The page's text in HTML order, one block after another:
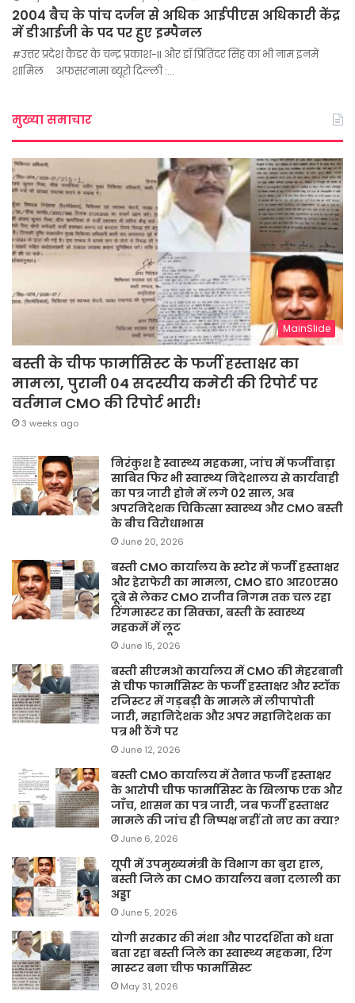
2004 बैच के पांच दर्जन से अधिक आईपीएस अधिकारी केंद्र
में डीआईजी के पद पर हुए इम्पैनल
#उत्तर प्रदेश कैडर के चन्द्र प्रकाश-II और डॉ प्रितिंदर सिंह का भी नाम इनमें
शामिल अफसरनामा ब्यूरो दिल्ली :…
मुख्या समाचार
MainSlide
बस्ती के चीफ फार्मासिस्ट के फर्जी हस्ताक्षर का
मामला, पुरानी 04 सदस्यीय कमेटी की रिपोर्ट पर
वर्तमान CMO की रिपोर्ट भारी!
3 weeks ago
निरंकुश है स्वास्थ्य महकमा, जांच में फर्जीवाड़ा
साबित फिर भी स्वास्थ्य निदेशालय से कार्यवाही
का पत्र जारी होने में लगे 02 साल, अब
अपरनिदेशक चिकित्सा स्वास्थ्य और CMO बस्ती
के बीच विरोधाभास
June 20, 2026
बस्ती CMO कार्यालय के स्टोर में फर्जी हस्ताक्षर
और हेराफेरी का मामला, CMO डा० आर०एस०
दूबे से लेकर CMO राजीव निगम तक चल रहा
रिंगमास्टर का सिक्का, बस्ती के स्वास्थ्य
महकमें में लूट
June 15, 2026
बस्ती सीएमओ कार्यालय में CMO की मेहरबानी
से चीफ फार्मासिस्ट के फर्जी हस्ताक्षर और स्टॉक
रजिस्टर में गड़बड़ी के मामले में लीपापोती
जारी, महानिदेशक और अपर महानिदेशक का
पत्र भी ठेंगे पर
June 12, 2026
बस्ती CMO कार्यालय में तैनात फर्जी हस्ताक्षर
के आरोपी चीफ फार्मासिस्ट के खिलाफ एक और
जाँच, शासन का पत्र जारी, जब फर्जी हस्ताक्षर
मामले की जांच ही निष्पक्ष नहीं तो नए का क्या?
June 6, 2026
यूपी में उपमुख्यमंत्री के विभाग का बुरा हाल,
बस्ती जिले का CMO कार्यालय बना दलाली का
अड्डा
June 5, 2026
योगी सरकार की मंशा और पारदर्शिता को धता
बता रहा बस्ती जिले का स्वास्थ्य महकमा, रिंग
मास्टर बना चीफ फार्मासिस्ट
May 31, 2026